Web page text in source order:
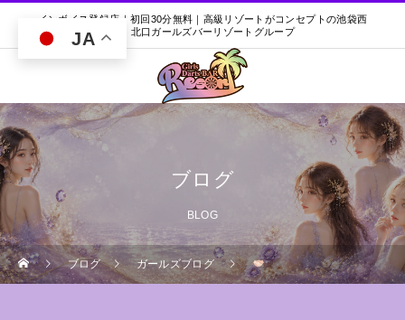
インボイス登録店｜初回30分無料｜高級リゾートがコンセプトの池袋西
口・北口ガールズバーリゾートグループ
ブログ
BLOG
ブログ ガールズブログ
JA